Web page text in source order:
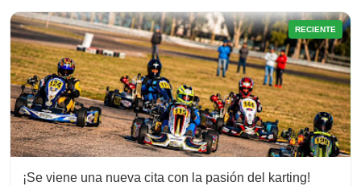
RECIENTE
¡Se viene una nueva cita con la pasión del karting!